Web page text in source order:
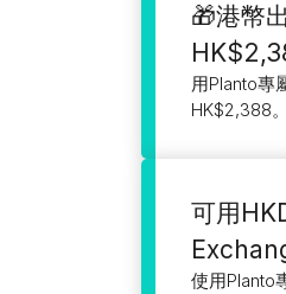
🎁港幣
用Planto專
HK$2,388。
可用
使用Planto